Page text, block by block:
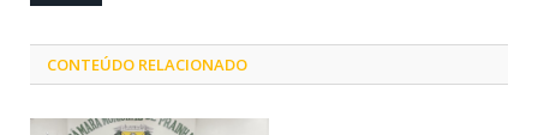
CONTEÚDO RELACIONADO